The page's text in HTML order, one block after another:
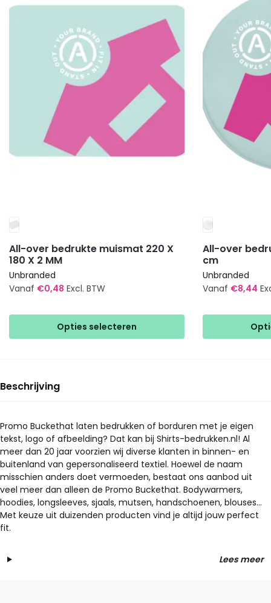
All-over bedrukte muismat 220 X
180 X 2 MM
Unbranded
Vanaf €0,48 Excl. BTW
Opties selecteren
heeft
Deze
gekozen
worden
op
de
productpagina
All-over
cm
Unbranded
Vanaf €8,44
heeft
gekozen
worden
op
de
productpagina
Beschrijving
Promo Buckethat laten bedrukken of borduren met je eigen
tekst, logo of afbeelding? Dat kan bij Shirts-bedrukken.nl! Al
meer dan 20 jaar voorzien wij diverse klanten in binnen- en
buitenland van gepersonaliseerd textiel. Hoewel de naam
misschien anders doet vermoeden, bestaat ons aanbod uit
veel meer dan alleen de Promo Buckethat. Bodywarmers,
hoodies, longsleeves, sjaals, mutsen, handschoenen, blouses…
Met keuze uit duizenden producten vind je altijd jouw perfect
fit.
Lees meer